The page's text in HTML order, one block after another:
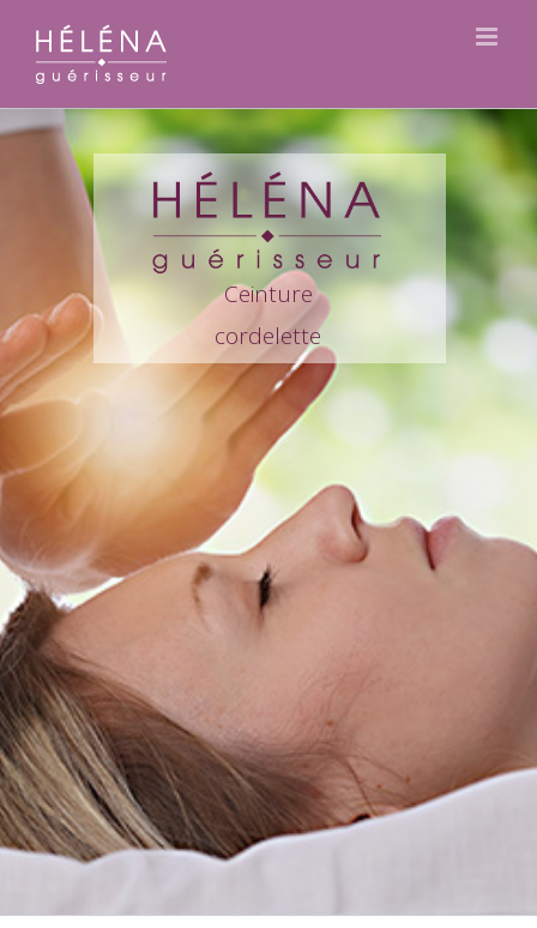
contenu
Ceinture
cordelette